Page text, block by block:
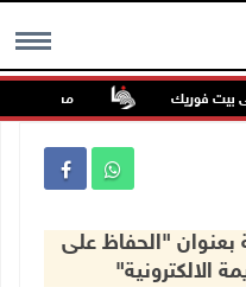
MENU فوريك مستعمر
"الحفاظ على
الالكترونية"